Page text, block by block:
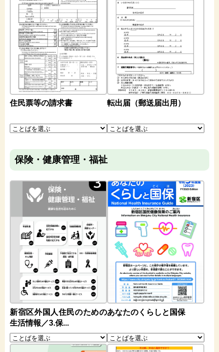
住民票等の請求書 転出届（郵送届出用）
保険・健康管理・福祉
新宿区外国人住民のための
生活情報／3.保...
あなたのくらしと国保